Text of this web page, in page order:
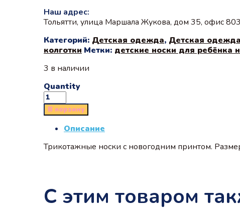
Наш адрес:
Тольятти, улица Маршала Жукова, дом 35, офис 803
Категорий: Детская одежда, Детская
колготки Метки: детские носки для ребёнка
3 в наличии
Quantity
В корзину
Описание
Трикотажные носки с новогодним принтом.
С этим товаром